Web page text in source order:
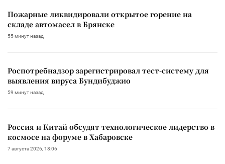
Пожарные ликвидировали открытое горение на
складе автомасел в Брянске
55 минут назад
Роспотребнадзор зарегистрировал тест-систему для
выявления вируса Бундибуджио
59 минут назад
Россия и Китай обсудят технологическое лидерство в
космосе на форуме в Хабаровске
7 августа 2026, 18:06